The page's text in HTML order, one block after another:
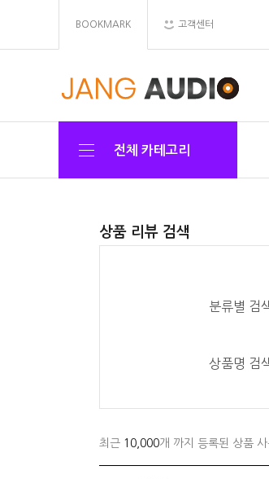
BOOKMARK 고객센터
전체 카테고리
상품 리뷰 검색
분류별 검
상품명 검
최근 10,000개 까지 등록된 상품